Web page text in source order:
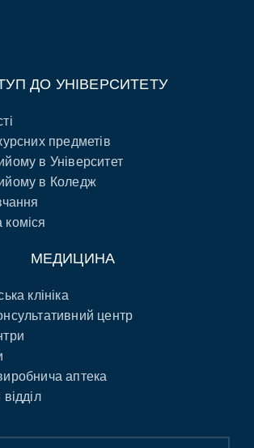
ДО УНІВЕРСИТЕТУ
предметів
в Університет
в Коледж
МЕДИЦИНА
клініка
центр
аптека